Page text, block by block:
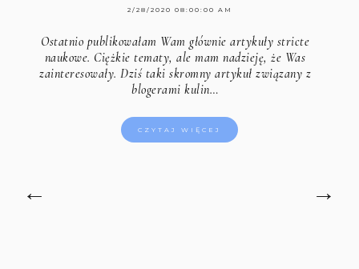
2/28/2020 08:00:00 AM
Ostatnio publikowałam Wam głównie artykuły stricte
naukowe. Ciężkie tematy, ale mam nadzieję, że Was
zainteresowały. Dziś taki skromny artykuł związany z
blogerami kulin…
CZYTAJ WIĘCEJ
← →